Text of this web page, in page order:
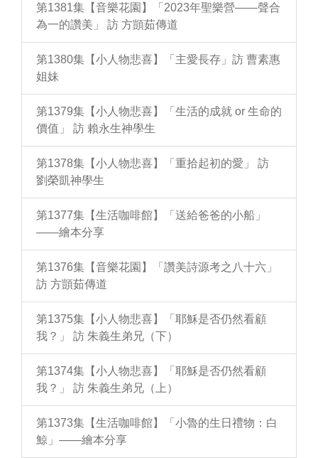
第1381集【音樂花園】「2023年聖樂營——聲合
為一的讚美」 訪 方顗茹傳道
第1380集【小人物悲喜】「主愛長存」訪 曹素惠
姐妹
第1379集【小人物悲喜】「生活的成就 or 生命的
價值」 訪 賴永生神學生
第1378集【小人物悲喜】「重拾起初的愛」 訪
劉榮凱神學生
第1377集【生活咖啡館】「送給爸爸的小船」
——繪本分享
第1376集【音樂花園】「讚美詩源考之八十六」
訪 方顗茹傳道
第1375集【小人物悲喜】「耶穌是否仍然看顧
我？」 訪 朱義生弟兄（下）
第1374集【小人物悲喜】「耶穌是否仍然看顧
我？」 訪 朱義生弟兄（上）
第1373集【生活咖啡館】「小魯的生日禮物：白
鯨」——繪本分享